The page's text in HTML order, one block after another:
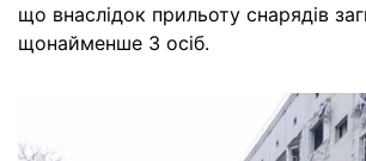
що внаслідок прильоту снарядів
щонайменше 3 осіб.